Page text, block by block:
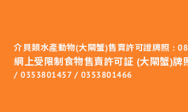
介貝類水產動物(大閘蟹)售賣許可證牌照 :
網上受限制食物售賣許可証 (大閘蟹)牌
/ 0353801457 / 0353801466